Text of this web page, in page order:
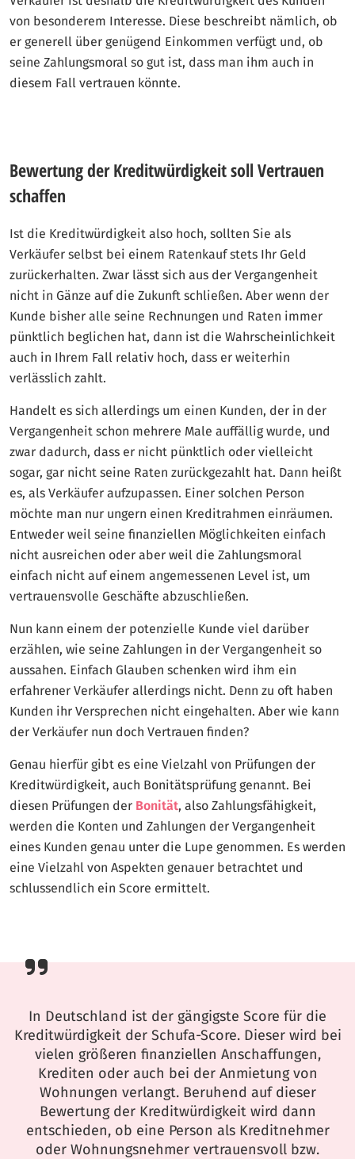
von besonderem Interesse. Diese beschreibt nämlich, ob
er generell über genügend Einkommen verfügt und, ob
seine Zahlungsmoral so gut ist, dass man ihm auch in
diesem Fall vertrauen könnte.
Bewertung der Kreditwürdigkeit soll Vertrauen
schaffen
Ist die Kreditwürdigkeit also hoch, sollten Sie als
Verkäufer selbst bei einem Ratenkauf stets Ihr Geld
zurückerhalten. Zwar lässt sich aus der Vergangenheit
nicht in Gänze auf die Zukunft schließen. Aber wenn der
Kunde bisher alle seine Rechnungen und Raten immer
pünktlich beglichen hat, dann ist die Wahrscheinlichkeit
auch in Ihrem Fall relativ hoch, dass er weiterhin
verlässlich zahlt.
Handelt es sich allerdings um einen Kunden, der in der
Vergangenheit schon mehrere Male auffällig wurde, und
zwar dadurch, dass er nicht pünktlich oder vielleicht
sogar, gar nicht seine Raten zurückgezahlt hat. Dann heißt
es, als Verkäufer aufzupassen. Einer solchen Person
möchte man nur ungern einen Kreditrahmen einräumen.
Entweder weil seine finanziellen Möglichkeiten einfach
nicht ausreichen oder aber weil die Zahlungsmoral
einfach nicht auf einem angemessenen Level ist, um
vertrauensvolle Geschäfte abzuschließen.
Nun kann einem der potenzielle Kunde viel darüber
erzählen, wie seine Zahlungen in der Vergangenheit so
aussahen. Einfach Glauben schenken wird ihm ein
erfahrener Verkäufer allerdings nicht. Denn zu oft haben
Kunden ihr Versprechen nicht eingehalten. Aber wie kann
der Verkäufer nun doch Vertrauen finden?
Genau hierfür gibt es eine Vielzahl von Prüfungen der
Kreditwürdigkeit, auch Bonitätsprüfung genannt. Bei
diesen Prüfungen der Bonität, also Zahlungsfähigkeit,
werden die Konten und Zahlungen der Vergangenheit
eines Kunden genau unter die Lupe genommen. Es werden
eine Vielzahl von Aspekten genauer betrachtet und
schlussendlich ein Score ermittelt.
In Deutschland ist der gängigste Score für die
Kreditwürdigkeit der Schufa-Score. Dieser wird bei
vielen größeren finanziellen Anschaffungen,
Krediten oder auch bei der Anmietung von
Wohnungen verlangt. Beruhend auf dieser
Bewertung der Kreditwürdigkeit wird dann
entschieden, ob eine Person als Kreditnehmer
oder Wohnungsnehmer vertrauensvoll bzw.